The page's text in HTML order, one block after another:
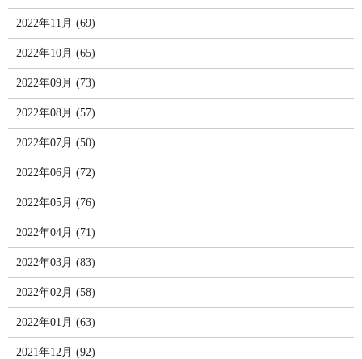
2022年11月 (69)
2022年10月 (65)
2022年09月 (73)
2022年08月 (57)
2022年07月 (50)
2022年06月 (72)
2022年05月 (76)
2022年04月 (71)
2022年03月 (83)
2022年02月 (58)
2022年01月 (63)
2021年12月 (92)